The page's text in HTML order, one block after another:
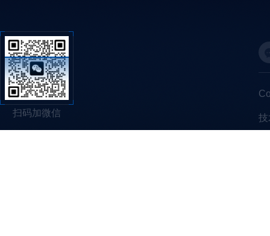
扫码加微信 技